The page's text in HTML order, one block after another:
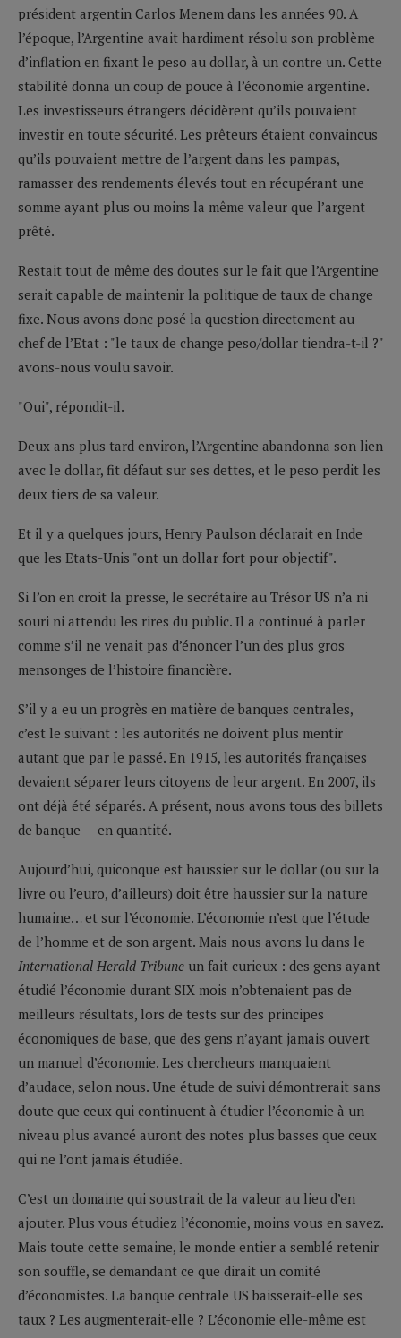
président argentin Carlos Menem dans les années 90. A
l’époque, l’Argentine avait hardiment résolu son problème
d’inflation en fixant le peso au dollar, à un contre un. Cette
stabilité donna un coup de pouce à l’économie argentine.
Les investisseurs étrangers décidèrent qu’ils pouvaient
investir en toute sécurité. Les prêteurs étaient convaincus
qu’ils pouvaient mettre de l’argent dans les pampas,
ramasser des rendements élevés tout en récupérant une
somme ayant plus ou moins la même valeur que l’argent
prêté.
Restait tout de même des doutes sur le fait que l’Argentine
serait capable de maintenir la politique de taux de change
fixe. Nous avons donc posé la question directement au
chef de l’Etat : "le taux de change peso/dollar tiendra-t-il ?"
avons-nous voulu savoir.
"Oui", répondit-il.
Deux ans plus tard environ, l’Argentine abandonna son lien
avec le dollar, fit défaut sur ses dettes, et le peso perdit les
deux tiers de sa valeur.
Et il y a quelques jours, Henry Paulson déclarait en Inde
que les Etats-Unis "ont un dollar fort pour objectif".
Si l’on en croit la presse, le secrétaire au Trésor US n’a ni
souri ni attendu les rires du public. Il a continué à parler
comme s’il ne venait pas d’énoncer l’un des plus gros
mensonges de l’histoire financière.
S’il y a eu un progrès en matière de banques centrales,
c’est le suivant : les autorités ne doivent plus mentir
autant que par le passé. En 1915, les autorités françaises
devaient séparer leurs citoyens de leur argent. En 2007, ils
ont déjà été séparés. A présent, nous avons tous des billets
de banque — en quantité.
Aujourd’hui, quiconque est haussier sur le dollar (ou sur la
livre ou l’euro, d’ailleurs) doit être haussier sur la nature
humaine… et sur l’économie. L’économie n’est que l’étude
de l’homme et de son argent. Mais nous avons lu dans le
International Herald Tribune un fait curieux : des gens ayant
étudié l’économie durant SIX mois n’obtenaient pas de
meilleurs résultats, lors de tests sur des principes
économiques de base, que des gens n’ayant jamais ouvert
un manuel d’économie. Les chercheurs manquaient
d’audace, selon nous. Une étude de suivi démontrerait sans
doute que ceux qui continuent à étudier l’économie à un
niveau plus avancé auront des notes plus basses que ceux
qui ne l’ont jamais étudiée.
C’est un domaine qui soustrait de la valeur au lieu d’en
ajouter. Plus vous étudiez l’économie, moins vous en savez.
Mais toute cette semaine, le monde entier a semblé retenir
son souffle, se demandant ce que dirait un comité
d’économistes. La banque centrale US baisserait-elle ses
taux ? Les augmenterait-elle ? L’économie elle-même est